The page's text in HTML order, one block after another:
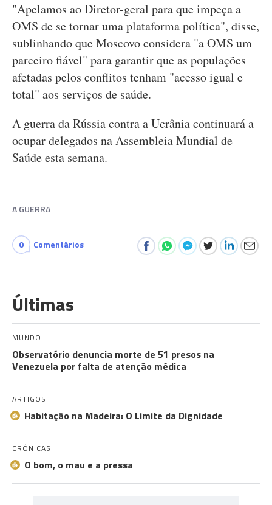
"Apelamos ao Diretor-geral para que impeça a
OMS de se tornar uma plataforma política", disse,
sublinhando que Moscovo considera "a OMS um
parceiro fiável" para garantir que as populações
afetadas pelos conflitos tenham "acesso igual e
total" aos serviços de saúde.
A guerra da Rússia contra a Ucrânia continuará a
ocupar delegados na Assembleia Mundial de
Saúde esta semana.
A GUERRA
0 Comentários
Últimas
MUNDO
Observatório denuncia morte de 51 presos na
Venezuela por falta de atenção médica
ARTIGOS
Habitação na Madeira: O Limite da Dignidade
CRÓNICAS
O bom, o mau e a pressa